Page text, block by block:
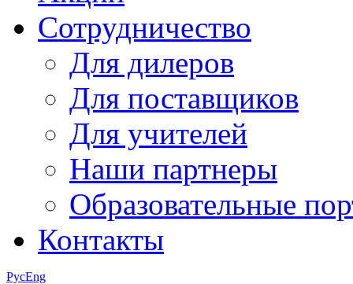
Сотрудничество
Для дилеров
Для поставщиков
Для учителей
Наши партнеры
Образовательные
Контакты
РусEng